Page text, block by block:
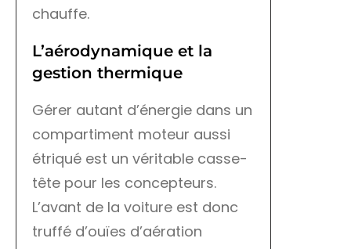
chauffe.
L’aérodynamique et la
gestion thermique
Gérer autant d’énergie dans un
compartiment moteur aussi
étriqué est un véritable casse-
tête pour les concepteurs.
L’avant de la voiture est donc
truffé d’ouïes d’aération